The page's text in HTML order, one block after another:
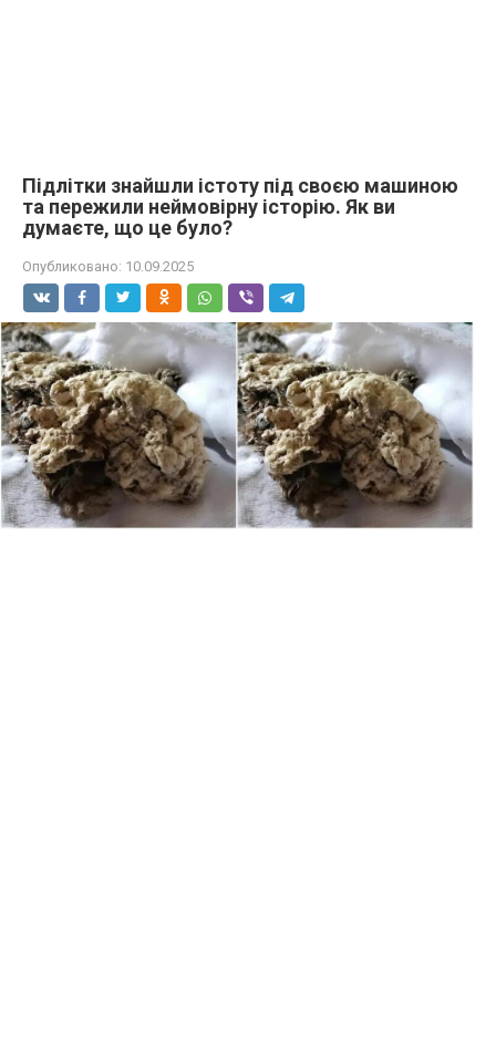
Підлітки знайшли істоту під своєю машиною
та пережили неймовірну історію. Як ви
думаєте, що це було?
Опубликовано: 10.09.2025